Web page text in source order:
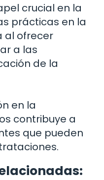
crucial en la
prácticas en la
al ofrecer
a las
de la
en la
contribuye a
que pueden